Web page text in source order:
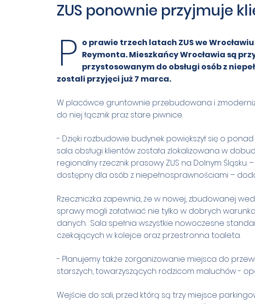
ZUS ponownie przyjmuje
P o prawie trzech latach ZUS we
Reymonta. Mieszkańcy Wrocławia są
przystosowanym do obsługi osób z
zostali przyjęci już 7 marca.
W placówce gruntownie przebudowana i
do niej łącznik praz stare piwnice.
- Dzięki rozbudowie budynek powiększył się o
sala obsługi klientów została zlokalizowana w
regionalny rzecznik prasowy ZUS na Dolnym Śląsku.
dostępny dla osób z niepełnosprawnościami –
Rzeczniczka zapewnia, że w nowej, zbudowanej
sprawy mogli załatwiać nie tylko w dobrych
danych. Sala spełnia wszystkie nowoczesne
czekających w kolejce oraz przestronna toaleta.
- Planujemy także zorganizowanie miejsca do
starszych, towarzyszących rodzicom maluchów -
Wejście do sali, przed którą są trzy miejsce